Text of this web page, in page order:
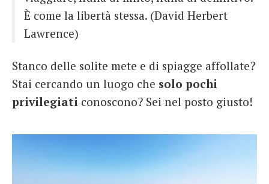
È come la libertà stessa. (David Herbert
Lawrence)
Stanco delle solite mete e di spiagge affollate?
Stai cercando un luogo che solo pochi
privilegiati conoscono? Sei nel posto giusto!